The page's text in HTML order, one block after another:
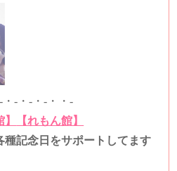
-・-・-・・-
【れもん館】
種記念日をサポートしてます